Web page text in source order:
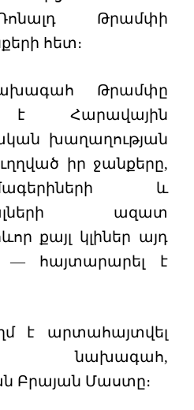
Թրամփի
հետ։
Թրամփը
է Հարավային
խաղաղության
իր ջանքերը,
և
ազատ
քայլ կլիներ այդ
— հայտարարել է
է արտահայտվել
նախագահ,
Բրայան Մաստը։